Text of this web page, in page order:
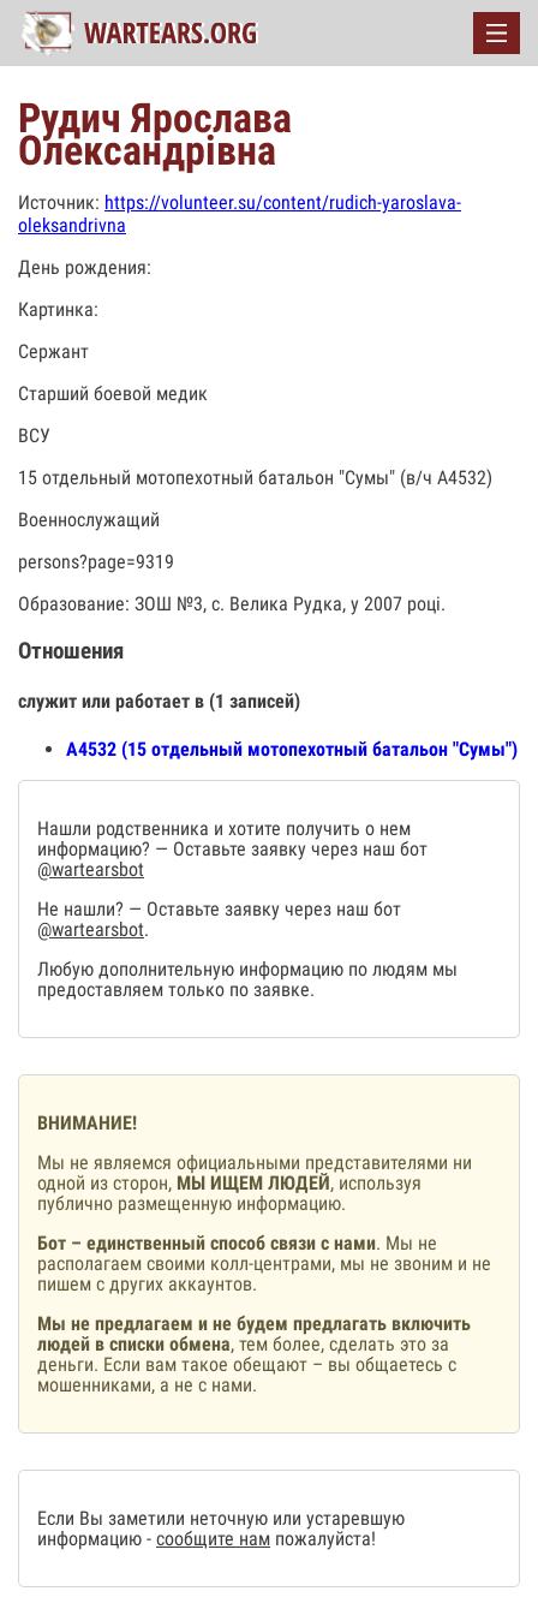
Рудич Ярослава
Олександрівна
Источник: https://volunteer.su/content/rudich-yaroslava-
oleksandrivna
День рождения:
Картинка:
Сержант
Старший боевой медик
ВСУ
15 отдельный мотопехотный батальон "Сумы" (в/ч А4532)
Военнослужащий
persons?page=9319
Образование: ЗОШ №3, с. Велика Рудка, у 2007 році.
Отношения
служит или работает в (1 записей)
А4532 (15 отдельный мотопехотный батальон "Сумы")
Нашли родственника и хотите получить о нем
информацию? — Оставьте заявку через наш бот
@wartearsbot
Не нашли? — Оставьте заявку через наш бот
@wartearsbot.
Любую дополнительную информацию по людям мы
предоставляем только по заявке.
ВНИМАНИЕ!
Мы не являемся официальными представителями ни
одной из сторон, МЫ ИЩЕМ ЛЮДЕЙ, используя
публично размещенную информацию.
Бот – единственный способ связи с нами. Мы не
располагаем своими колл-центрами, мы не звоним и не
пишем с других аккаунтов.
Мы не предлагаем и не будем предлагать включить
людей в списки обмена, тем более, сделать это за
деньги. Если вам такое обещают – вы общаетесь с
мошенниками, а не с нами.
Если Вы заметили неточную или устаревшую
информацию - сообщите нам пожалуйста!